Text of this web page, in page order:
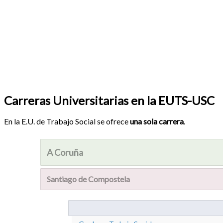
Carreras Universitarias en la EUTS-USC
En la E.U. de Trabajo Social se ofreceuna sola carrera
A Coruña
Santiago de Compostela